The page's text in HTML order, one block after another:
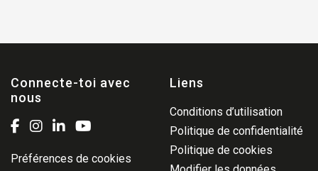
Connecte-toi avec
nous
Préférences de cookies
Liens
Conditions d’utilisation
Politique de confidentialité
Politique de cookies